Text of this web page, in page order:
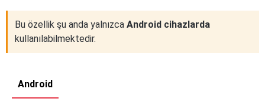
Bu özellik şu anda yalnızca Android cihazlarda
kullanılabilmektedir.
Android